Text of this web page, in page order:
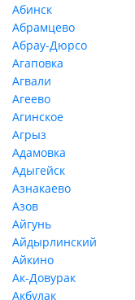
Абинск
Абрамцево
Абрау-Дюрсо
Агаповка
Агвали
Агеево
Агинское
Агрыз
Адамовка
Адыгейск
Азнакаево
Азов
Айгунь
Айдырлинский
Айкино
Ак-Довурак
Акбулак